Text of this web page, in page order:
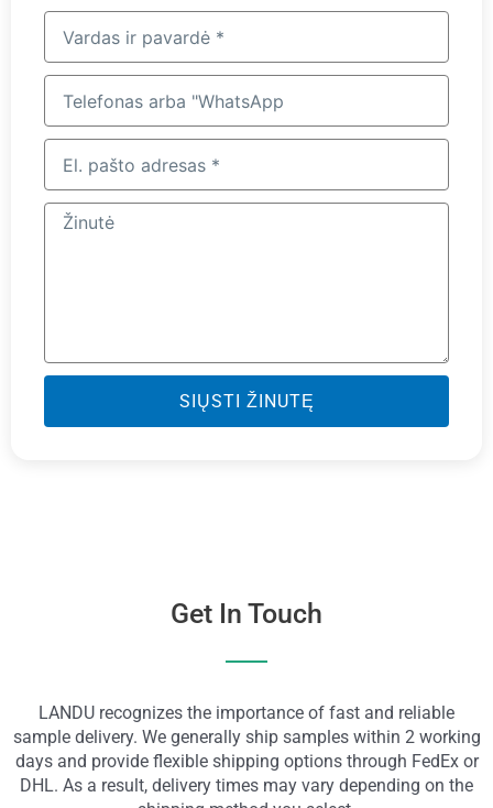
vardas
pavardė
arba
pašto
Žinutė
SIŲSTI ŽINUTĘ
Get In Touch
LANDU recognizes the importance of fast and reliable
sample delivery. We generally ship samples within 2 working
days and provide flexible shipping options through FedEx or
DHL. As a result, delivery times may vary depending on the